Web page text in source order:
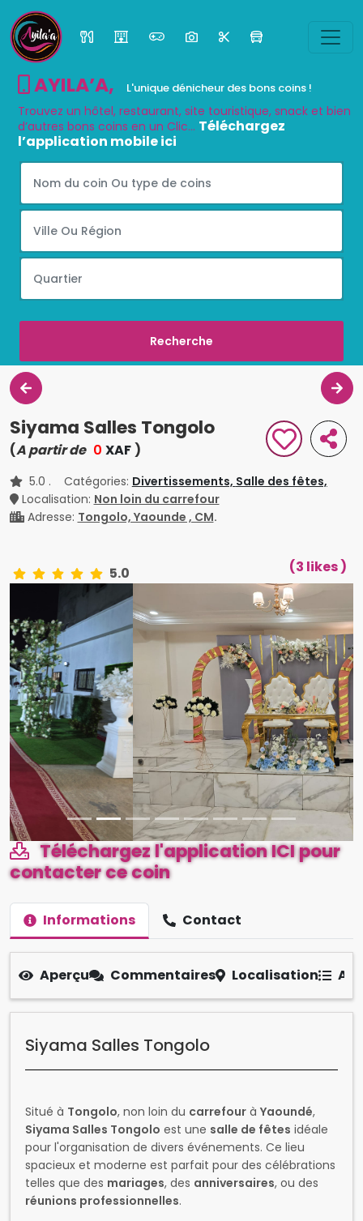
AYILA’A, L'unique dénicheur des bons coins !
Trouvez un hôtel, restaurant, site touristique, snack et bien
d’autres bons coins en un Clic... Téléchargez
l’application mobile ici
Siyama Salles Tongolo
(A partir de 0 XAF )
5.0 . Catégories: Divertissements, Salle des fêtes,
Localisation: Non loin du carrefour
Adresse: Tongolo, Yaounde , CM.
5.0 (3 likes )
Téléchargez l'application ICI pour
contacter ce coin
Informations Contact
Aperçu Commentaires Localisation
Siyama Salles Tongolo
Situé à Tongolo, non loin du carrefour à Yaoundé,
Siyama Salles Tongolo est une salle de fêtes idéale
pour l'organisation de divers événements. Ce lieu
spacieux et moderne est parfait pour des célébrations
telles que des mariages, des anniversaires, ou des
réunions professionnelles.